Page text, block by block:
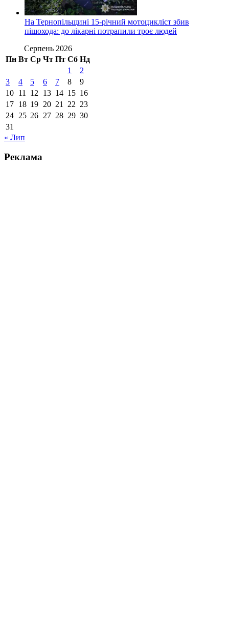
На Тернопільщині 15-річний мотоцикліст збив
пішохода: до лікарні потрапили троє людей
Серпень 2026
Пн Вт Ср Чт Пт Сб Нд
1
2
3
4 5 6 7 8
9
10 11 12 13 14 15 16
17 18 19 20 21 22 23
24 25 26 27 28 29 30
31
« Лип
Реклама